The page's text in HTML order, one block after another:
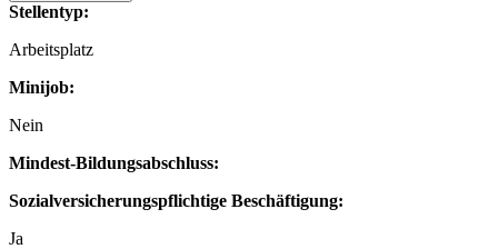
Stellentyp:
Arbeitsplatz
Minijob:
Nein
Mindest-Bildungsabschluss:
Sozialversicherungspflichtige Beschäftigung:
Ja